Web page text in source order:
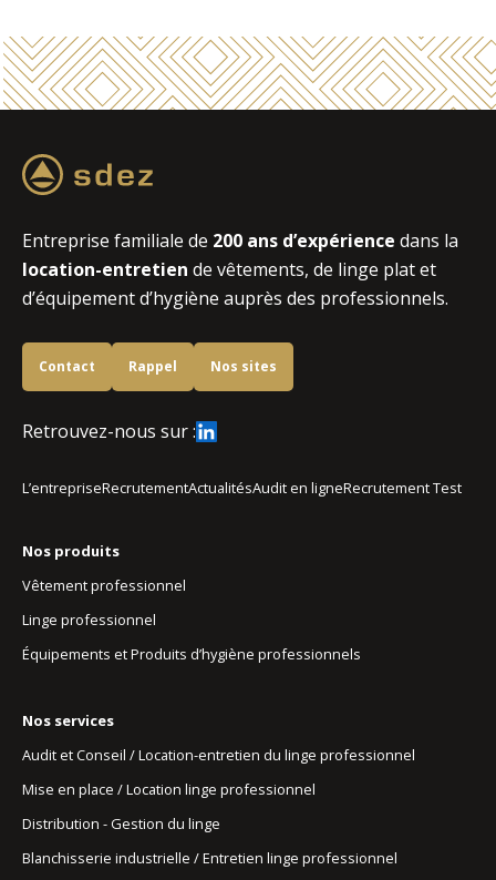
Entreprise familiale de 200 ans d’expérience dans la
location-entretien de vêtements, de linge plat et
d’équipement d’hygiène auprès des professionnels.
Contact Rappel Nos sites
Retrouvez-nous sur :
L’entrepriseRecrutementActualitésAudit en ligneRecrutement Test
Nos produits
Vêtement professionnel
Linge professionnel
Équipements et Produits d’hygiène professionnels
Nos services
Audit et Conseil / Location-entretien du linge professionnel
Mise en place / Location linge professionnel
Distribution - Gestion du linge
Blanchisserie industrielle / Entretien linge professionnel